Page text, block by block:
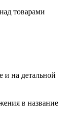
товарами
и на детальной
в название